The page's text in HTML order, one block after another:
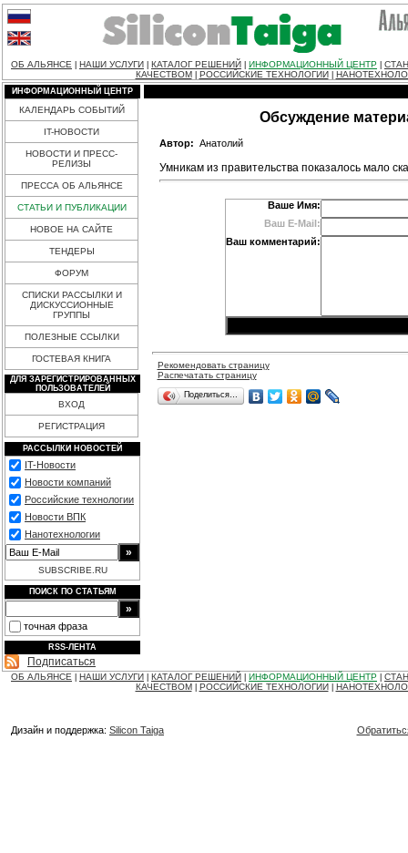
ОБ АЛЬЯНСЕ НАШИ УСЛУГИ КАТАЛОГ РЕШЕНИЙ ИНФОРМАЦИОННЫЙ ЦЕНТР
КАЧЕСТВОМ
РОССИЙСКИЕ ТЕХНОЛОГИИ
ИНФОРМАЦИОННЫЙ ЦЕНТР
КАЛЕНДАРЬ СОБЫТИЙ
IT-НОВОСТИ
НОВОСТИ И ПРЕСС-
РЕЛИЗЫ
ПРЕССА ОБ АЛЬЯНСЕ
СТАТЬИ И ПУБЛИКАЦИИ
НОВОЕ НА САЙТЕ
ТЕНДЕРЫ
ФОРУМ
СПИСКИ РАССЫЛКИ И
ДИСКУССИОННЫЕ
ГРУППЫ
ПОЛЕЗНЫЕ ССЫЛКИ
ГОСТЕВАЯ КНИГА
ДЛЯ ЗАРЕГИСТРИРОВАННЫХ
ПОЛЬЗОВАТЕЛЕЙ
ВХОД
РЕГИСТРАЦИЯ
РАССЫЛКИ НОВОСТЕЙ
IT-Новости
Новости компаний
Российские технологии
Новости ВПК
Нанотехнологии
SUBSCRIBE.RU
ПОИСК ПО СТАТЬЯМ
точная фраза
RSS-ЛЕНТА
Подписаться
Обсуждение
Автор: Анатолий
Умникам из правительства показалось мало
Ваше Имя:
Ваш E-Mail:
Ваш комментарий:
Рекомендовать страницу
Распечатать страницу
Поделиться…
ОБ АЛЬЯНСЕ НАШИ УСЛУГИ КАТАЛОГ РЕШЕНИЙ ИНФОРМАЦИОННЫЙ ЦЕНТР
КАЧЕСТВОМ
РОССИЙСКИЕ ТЕХНОЛОГИИ
Дизайн и поддержка: Silicon Taiga